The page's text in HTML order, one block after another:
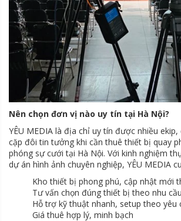
Nên chọn đơn vị nào uy tín tại Hà Nội?
YÊU MEDIA là địa chỉ uy tín được nhiều
cặp đôi tin tưởng khi cần thuê thiết bị quay
phóng sự cưới tại Hà Nội. Với kinh nghiệm
dự án hình ảnh chuyên nghiệp, YÊU MEDIA
Kho thiết bị phong phú, cập nhật mới
Tư vấn chọn đúng thiết bị theo nhu
Hỗ trợ kỹ thuật nhanh, setup theo yêu
Giá thuê hợp lý, minh bạch